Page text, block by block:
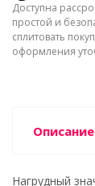
Доступна
простой и
сплитовать
оформления
Описание
Нагрудный